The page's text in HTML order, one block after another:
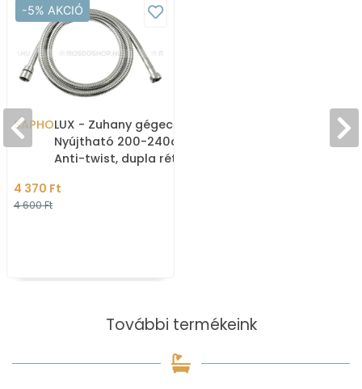
-5% AKCIÓ
SAPHOLUX - Zuhany gégecső -
Nyújtható 200-240cm -
Anti-twist, dupla rétegű
acél
4 370 Ft
4 600 Ft
További termékeink